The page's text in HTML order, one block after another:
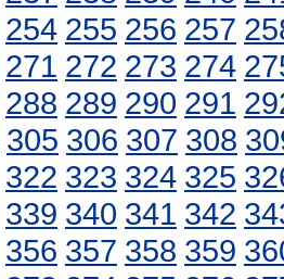
254 255 256 257
271 272 273 274
288 289 290 291
305 306 307 308
322 323 324 325
339 340 341 342
356 357 358 359